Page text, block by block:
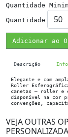
Quantidade
Quantidade
Adicionar ao
Descrição
Elegante e com
Roller
canetas – roller e
disponível na cor
convenções,
VEJA OUTRAS